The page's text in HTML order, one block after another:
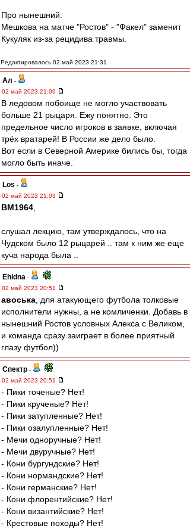
Про нынешний.
Мешкова на матче "Ростов" - "Факел" заменит
Кукуляк из-за рецидива травмы.
Редактировалось 02 май 2023 21:31
Ал -
02 май 2023 21:09
В ледовом побоище не могло участвовать
больше 21 рыцаря. Ежу понятно. Это
предельное число игроков в заявке, включая
трёх вратарей! В России же дело было.
Вот если в Северной Америке бились бы, тогда
могло быть иначе.
Los -
02 май 2023 21:03
BM1964
слушал лекцию, там утверждалось, что на
Чудском было 12 рыцарей .. там к ним же еще
куча народа была ..
Ehidna -
02 май 2023 20:51
авоська , для атакующего футбола толковые
исполнители нужны, а не комличенки. Добавь в
нынешний Ростов условных Алекса с Великом,
и команда сразу заиграет в более приятный
глазу футбол))
Спектр -
02 май 2023 20:51
- Пики точеные? Нет!
- Пики крученые? Нет!
- Пики затупленные? Нет!
- Пики озалупленные? Нет!
- Мечи одноручные? Нет!
- Мечи двуручные? Нет!
- Кони бургундские? Нет!
- Кони нормандские? Нет!
- Кони германские? Нет!
- Кони флорентийские? Нет!
- Кони византийские? Нет!
- Крестовые походы? Нет!